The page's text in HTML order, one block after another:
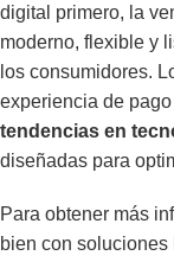
digital primero, la
moderno, flexible y
los consumidores.
experiencia de
tendencias en
diseñadas para
Para obtener más
bien con